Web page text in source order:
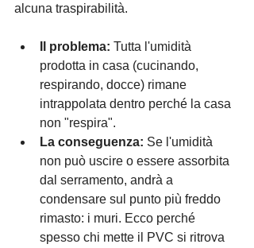
alcuna traspirabilità.
Il problema: Tutta l'umidità
prodotta in casa (cucinando,
respirando, docce) rimane
intrappolata dentro perché la casa
non "respira".
La conseguenza: Se l'umidità
non può uscire o essere assorbita
dal serramento, andrà a
condensare sul punto più freddo
rimasto: i muri. Ecco perché
spesso chi mette il PVC si ritrova